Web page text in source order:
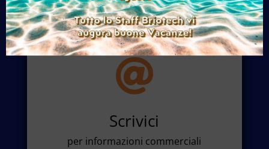
+39 011 9279710

Scrivici
per informazioni commerciali